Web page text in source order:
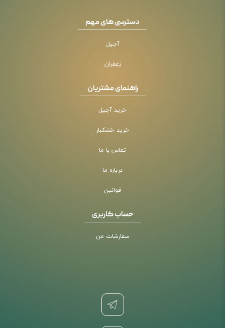
دسترسی های مهم
آجیل
زعفران
راهنمای مشتریان
خرید آجیل
خرید خشکبار
تماس با ما
درباره ما
قوانین
حساب کاربری
سفارشات من